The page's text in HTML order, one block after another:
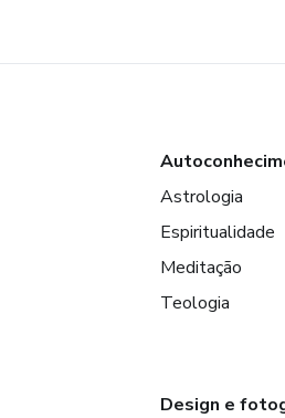
Astrologia
Espiritualidade
Meditação
Teologia
Design e